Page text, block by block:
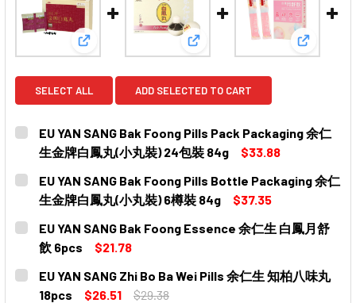
View: EU YAN SANG Bak Foong Pills Pack
View: EU YAN SANG Bak
View: EU
SELECT ALL ADD SELECTED TO CART
EU YAN SANG Bak Foong Pills Pack Packaging 余仁
生金牌白鳳丸(小丸裝) 24包裝 84g
$33.88
CURRENT
STOCK:
QUANTITY:
DECREASE QUANTITY OF EU YAN SANG BAK FOONG
INCREASE QUANTITY OF EU YAN SANG BAK
EU YAN SANG Bak Foong Pills Bottle Packaging 余仁
生金牌白鳳丸(小丸裝) 6樽裝 84g
$37.35
CURRENT
STOCK:
QUANTITY:
DECREASE QUANTITY OF EU YAN SANG BAK FOONG
INCREASE QUANTITY OF EU YAN SANG BAK
EU YAN SANG Bak Foong Essence 余仁生 白鳳月舒
飲 6pcs
$21.78
CURRENT
STOCK:
QUANTITY:
DECREASE QUANTITY OF EU YAN SANG BAK FOONG
INCREASE QUANTITY OF EU YAN SANG BAK
EU YAN SANG Zhi Bo Ba Wei Pills 余仁生 知柏八味丸
18pcs
$26.51
$29.38